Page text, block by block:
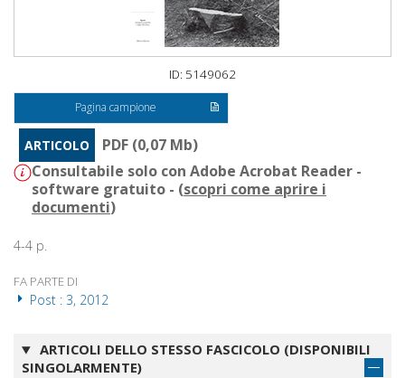
ID: 5149062
Pagina campione
ARTICOLO
PDF (0,07 Mb)
Consultabile solo con Adobe Acrobat Reader -
software gratuito - (scopri come aprire i
documenti)
4-4 p.
FA PARTE DI
Post : 3, 2012
ARTICOLI DELLO STESSO FASCICOLO (DISPONIBILI
SINGOLARMENTE)